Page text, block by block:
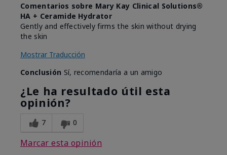
Comentarios sobre Mary Kay Clinical Solutions®
HA + Ceramide Hydrator
Gently and effectively firms the skin without drying
the skin
Mostrar Traducción
Conclusión Sí, recomendaría a un amigo
¿Le ha resultado útil esta
opinión?
7 0
Marcar esta opinión